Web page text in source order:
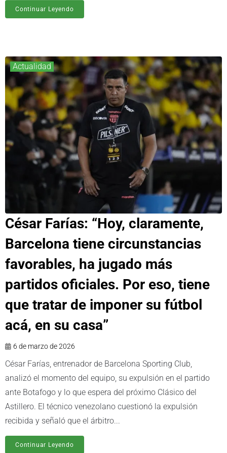
Continuar Leyendo
Actualidad
César Farías: “Hoy, claramente,
Barcelona tiene circunstancias
favorables, ha jugado más
partidos oficiales. Por eso, tiene
que tratar de imponer su fútbol
acá, en su casa”
6 de marzo de 2026
César Farías, entrenador de Barcelona Sporting Club,
analizó el momento del equipo, su expulsión en el partido
ante Botafogo y lo que espera del próximo Clásico del
Astillero. El técnico venezolano cuestionó la expulsión
recibida y señaló que el árbitro...
Continuar Leyendo